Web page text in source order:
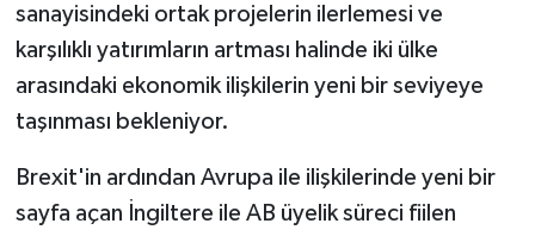
sanayisindeki ortak projelerin ilerlemesi ve
karşılıklı yatırımların artması halinde iki ülke
arasındaki ekonomik ilişkilerin yeni bir seviyeye
taşınması bekleniyor.
Brexit'in ardından Avrupa ile ilişkilerinde yeni bir
sayfa açan İngiltere ile AB üyelik süreci fiilen